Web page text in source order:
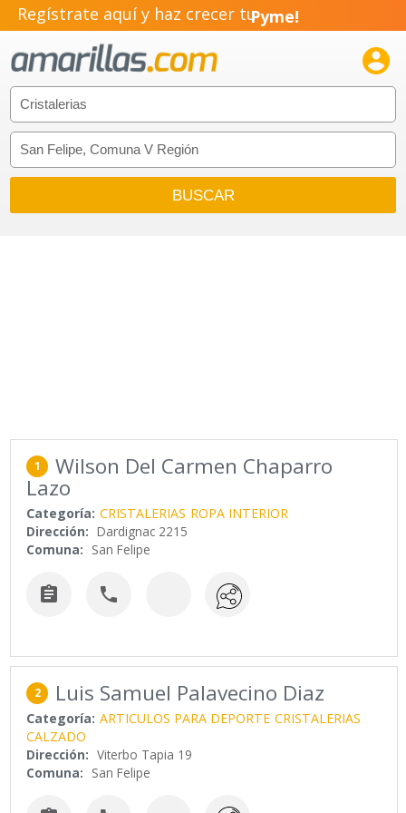
Regístrate aquí y haz crecer tuPyme!
Emprendimiento!

1 Wilson Del Carmen Chaparro
Lazo
Categoría: CRISTALERIAS ROPA INTERIOR
Dirección: Dardignac 2215
Comuna: San Felipe
 
2 Luis Samuel Palavecino Diaz
Categoría: ARTICULOS PARA DEPORTE CRISTALERIAS
CALZADO
Dirección: Viterbo Tapia 19
Comuna: San Felipe